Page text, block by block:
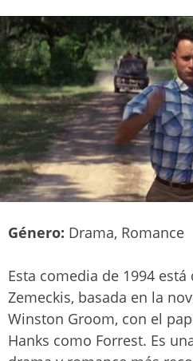
Género: Drama, Romance
Esta comedia de 1994
Zemeckis, basada en la
Winston Groom, con el
Hanks como Forrest. Es